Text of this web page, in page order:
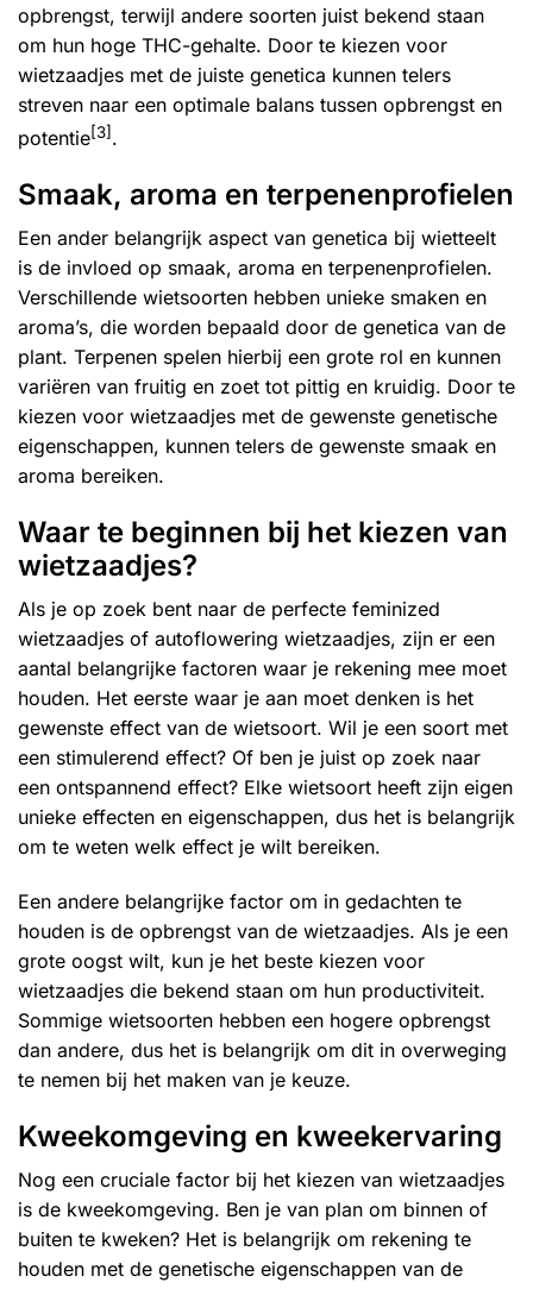
opbrengst, terwijl andere soorten juist bekend staan
om hun hoge THC-gehalte. Door te kiezen voor
wietzaadjes met de juiste genetica kunnen telers
streven naar een optimale balans tussen opbrengst en
potentie[3].
Smaak, aroma en terpenenprofielen
Een ander belangrijk aspect van genetica bij wietteelt
is de invloed op smaak, aroma en terpenenprofielen.
Verschillende wietsoorten hebben unieke smaken en
aroma’s, die worden bepaald door de genetica van de
plant. Terpenen spelen hierbij een grote rol en kunnen
variëren van fruitig en zoet tot pittig en kruidig. Door te
kiezen voor wietzaadjes met de gewenste genetische
eigenschappen, kunnen telers de gewenste smaak en
aroma bereiken.
Waar te beginnen bij het kiezen van
wietzaadjes?
Als je op zoek bent naar de perfecte feminized
wietzaadjes of autoflowering wietzaadjes, zijn er een
aantal belangrijke factoren waar je rekening mee moet
houden. Het eerste waar je aan moet denken is het
gewenste effect van de wietsoort. Wil je een soort met
een stimulerend effect? Of ben je juist op zoek naar
een ontspannend effect? Elke wietsoort heeft zijn eigen
unieke effecten en eigenschappen, dus het is belangrijk
om te weten welk effect je wilt bereiken.
Een andere belangrijke factor om in gedachten te
houden is de opbrengst van de wietzaadjes. Als je een
grote oogst wilt, kun je het beste kiezen voor
wietzaadjes die bekend staan om hun productiviteit.
Sommige wietsoorten hebben een hogere opbrengst
dan andere, dus het is belangrijk om dit in overweging
te nemen bij het maken van je keuze.
Kweekomgeving en kweekervaring
Nog een cruciale factor bij het kiezen van wietzaadjes
is de kweekomgeving. Ben je van plan om binnen of
buiten te kweken? Het is belangrijk om rekening te
houden met de genetische eigenschappen van de